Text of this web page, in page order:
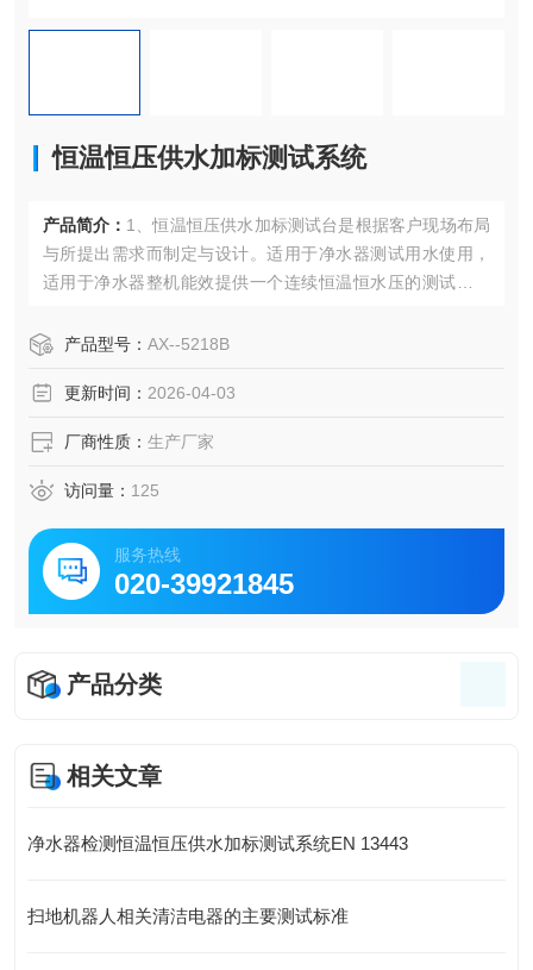
恒温恒压供水加标测试系统
产品简介： 1、恒温恒压供水加标测试台是根据客户现场布局
与所提出需求而制定与设计。适用于净水器测试用水使用，
适用于净水器整机能效提供一个连续恒温恒水压的测试水温
温、进水、出水、水位、输出水压等进行实时的监控与控
2、通过PLC控制各水箱电动阀体进行切换连续式供水式与压
水报警显示功能，并可通
产品型号： AX--5218B
更新时间： 2026-04-03
厂商性质： 生产厂家
访问量： 125
服务热线
020-39921845
产品分类
相关文章
净水器检测恒温恒压供水加标测试系统EN 13443
扫地机器人相关清洁电器的主要测试标准